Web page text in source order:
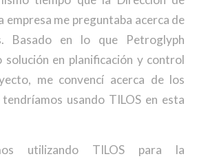
empresa me preguntaba acerca de
Basado en lo que Petroglyph
solución en planificación y control
me convencí acerca de los
usando TILOS en esta
utilizando TILOS para la